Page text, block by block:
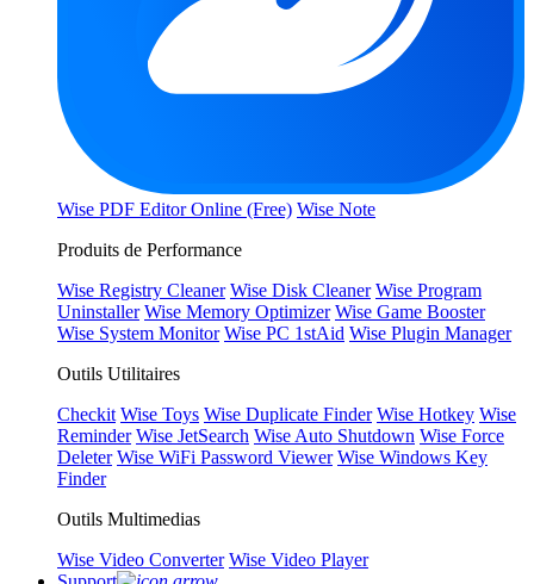
Wise PDF Editor Online (Free) Wise Note
Produits de Performance
Wise Registry Cleaner Wise Disk Cleaner Wise Program
Uninstaller Wise Memory Optimizer Wise Game Booster
Wise System Monitor Wise PC 1stAid Wise Plugin Manager
Outils Utilitaires
Checkit Wise Toys Wise Duplicate Finder Wise Hotkey Wise
Reminder Wise JetSearch Wise Auto Shutdown Wise Force
Deleter Wise WiFi Password Viewer Wise Windows Key
Finder
Outils Multimedias
Wise Video Converter Wise Video Player